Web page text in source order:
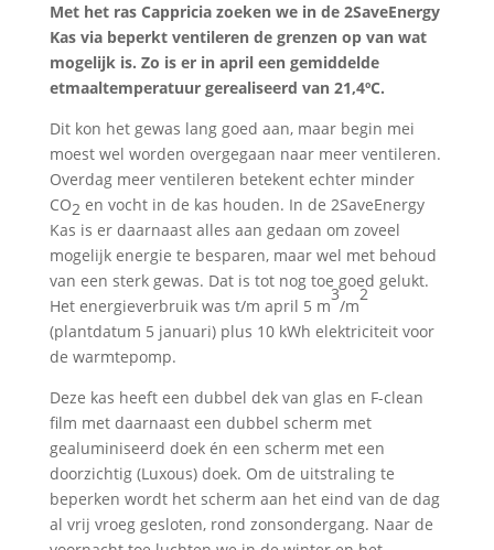
Met het ras Cappricia zoeken we in de 2SaveEnergy
Kas via beperkt ventileren de grenzen op van wat
mogelijk is. Zo is er in april een gemiddelde
etmaaltemperatuur gerealiseerd van 21,4ºC.
Dit kon het gewas lang goed aan, maar begin mei
moest wel worden overgegaan naar meer ventileren.
Overdag meer ventileren betekent echter minder
CO2 en vocht in de kas houden. In de 2SaveEnergy
Kas is er daarnaast alles aan gedaan om zoveel
mogelijk energie te besparen, maar wel met behoud
van een sterk gewas. Dat is tot nog toe goed gelukt.
Het energieverbruik was t/m april 5 m
3
/m
2
(plantdatum 5 januari) plus 10 kWh elektriciteit voor
de warmtepomp.
Deze kas heeft een dubbel dek van glas en F-clean
film met daarnaast een dubbel scherm met
gealuminiseerd doek én een scherm met een
doorzichtig (Luxous) doek. Om de uitstraling te
beperken wordt het scherm aan het eind van de dag
al vrij vroeg gesloten, rond zonsondergang. Naar de